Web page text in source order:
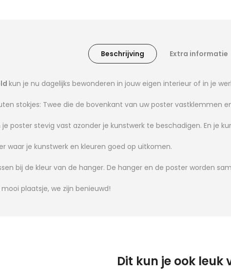
Beschrijving Extra informatie
kun je nu dagelijks bewonderen in jouw eigen interieur of in je
stokjes: Twee die de bovenkant van uw poster vastklemmen
poster stevig vast azonder je kunstwerk te beschadigen. En je
waar je kunstwerk en kleuren goed op uitkomen.
bij de kleur van de hanger. De hanger en de poster worden
plaatsje, we zijn benieuwd!
Dit kun je ook leuk